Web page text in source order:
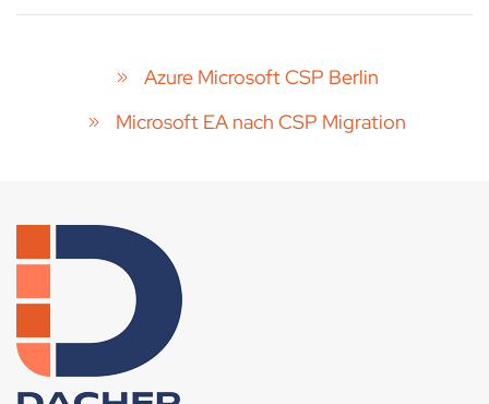
Azure Microsoft CSP Berlin
Microsoft EA nach CSP Migration